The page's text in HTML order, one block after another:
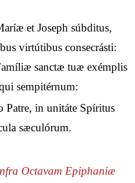
et Joseph súbditus,
virtútibus consecrásti:
sanctæ tuæ exémplis
sempitérnum:
Patre, in unitáte Spíritus
sæculórum.
Octavam Epiphaniæ